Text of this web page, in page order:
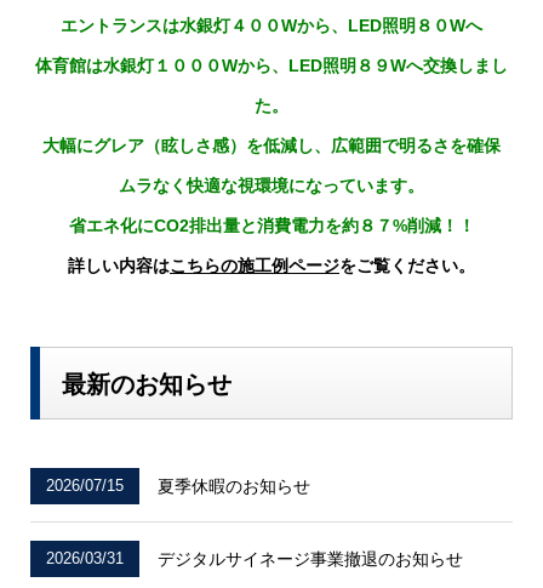
エントランスは水銀灯４００Wから、LED照明８０Wへ
体育館は水銀灯１０００Wから、LED照明８９Wへ交換しまし
た。
大幅にグレア（眩しさ感）を低減し、広範囲で明るさを確保
ムラなく快適な視環境になっています。
省エネ化にCO2排出量と消費電力を約８７%削減！！
詳しい内容はこちらの施工例ページをご覧ください。
最新のお知らせ
2026/07/15 夏季休暇のお知らせ
2026/03/31 デジタルサイネージ事業撤退のお知らせ